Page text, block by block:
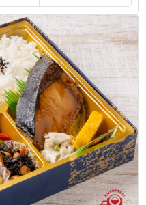
冷めてもべちゃべちゃに
ても美味しかったです！
ですね。 もっとたくさ
した。